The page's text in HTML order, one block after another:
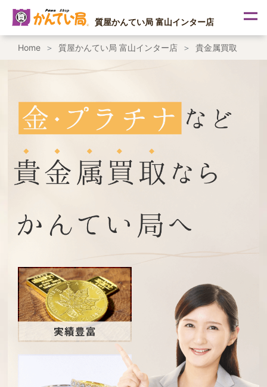
ス
質屋かんてい局 富山インター店
Home 質屋かんてい局 富山インター店 貴金属買取